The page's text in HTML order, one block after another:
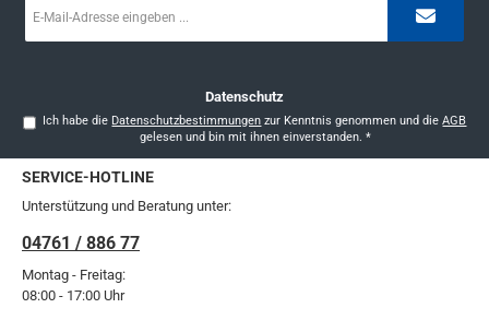
Mail-
Datenschutz
Ich habe die Datenschutzbestimmungen zur Kenntnis genommen und dieAGB
gelesen und bin mit ihnen einverstanden. *
SERVICE-HOTLINE
Unterstützung und Beratung unter:
04761 / 886 77
Montag - Freitag:
08:00 - 17:00 Uhr